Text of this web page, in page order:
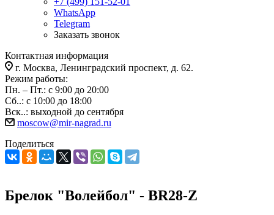
WhatsApp
Telegram
Заказать звонок
Контактная информация
г. Москва, Ленинградский проспект, д. 62.
Режим работы:
Пн. – Пт.: с 9:00 до 20:00
Сб..: с 10:00 до 18:00
Вск..: выходной до сентября
moscow@mir-nagrad.ru
Поделиться
Брелок "Волейбол" - BR28-Z